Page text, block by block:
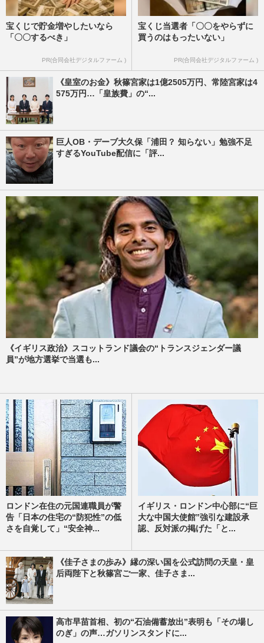
宝くじで貯金増やしたいなら
「〇〇するべき」
PR(合同会社デジタルファーム )
宝くじ当選者「〇〇をやらずに
買うのはもったいない」
PR(合同会社デジタルファーム )
《皇室のお金》秋篠宮家は1億2505万円、常陸宮家は4
575万円…「皇族費」の“...
巨人OB・デーブ大久保「浦田？ 知らない」勉強不足
すぎるYouTube配信に「評...
《イギリス政治》スコットランド議会の“トランスジェンダー議
員”が地方選挙で当選も...
ロンドン在住の元国連職員が警
告「日本の住宅の“防犯性”の低
さを自覚して」“安全神...
イギリス・ロンドン中心部に“巨
大な中国大使館”強引な建設承
認、反対派の掲げた「と...
《佳子さまの歩み》縁の深い国を公式訪問の天皇・皇
后両陛下と秋篠宮ご一家、佳子さま...
高市早苗首相、初の“石油備蓄放出”表明も「その場し
のぎ」の声…ガソリンスタンドに...